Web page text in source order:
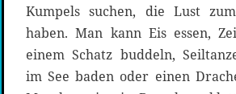
Kumpels suchen, die Lust
haben. Man kann Eis essen,
einem Schatz buddeln,
im See baden oder einen